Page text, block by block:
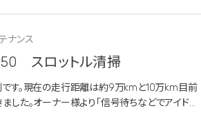
ナンス
スロットル清掃
す。現在の走行距離は約9万kmと10万km目前
した。オーナー様より「信号待ちなどでアイドリ